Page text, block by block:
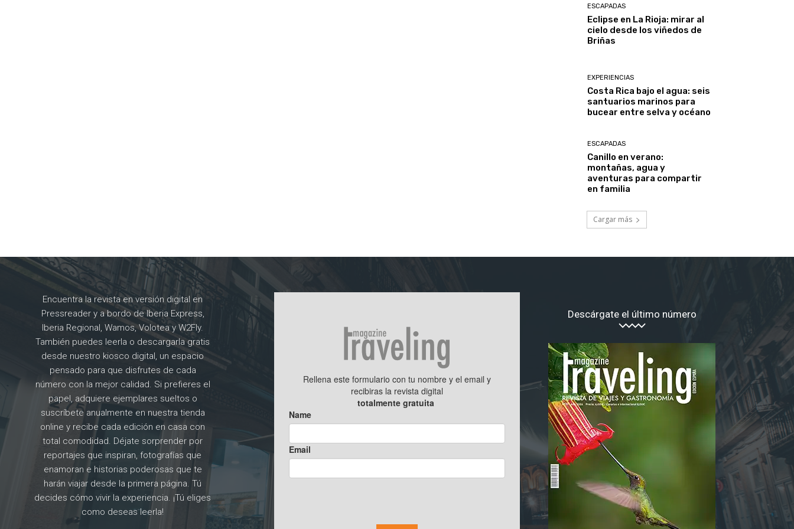
ESCAPADAS
Eclipse en La Rioja: mirar al
cielo desde los viñedos de
Briñas
EXPERIENCIAS
Costa Rica bajo el agua: seis
santuarios marinos para
bucear entre selva y océano
ESCAPADAS
Canillo en verano:
montañas, agua y
aventuras para compartir
en familia
Cargar más
Encuentra la revista en versión digital en
Pressreader y a bordo de Iberia Express,
Iberia Regional, Wamos, Volotea y W2Fly.
También puedes leerla o descargarla gratis
desde nuestro kiosco digital, un espacio
pensado para que disfrutes de cada
número con la mejor calidad. Si prefieres el
papel, adquiere ejemplares sueltos o
suscríbete anualmente en nuestra tienda
online y recibe cada edición en casa con
total comodidad. Déjate sorprender por
reportajes que inspiran, fotografías que
enamoran e historias poderosas que te
harán viajar desde la primera página. Tú
decides cómo vivir la experiencia. ¡Tú eliges
como deseas leerla!
Descárgate el último número